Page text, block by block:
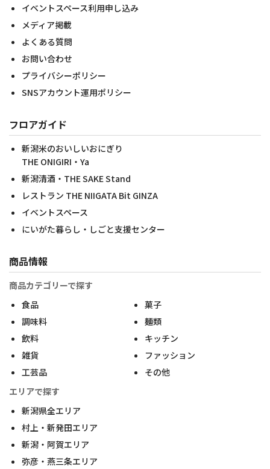
イベントスペース利用申し込み
メディア掲載
よくある質問
お問い合わせ
プライバシーポリシー
SNSアカウント運用ポリシー
フロアガイド
新潟米のおいしいおにぎり
THE ONIGIRI・Ya
新潟清酒・THE SAKE Stand
レストラン THE NIIGATA Bit GINZA
イベントスペース
にいがた暮らし・しごと支援センター
商品情報
商品カテゴリーで探す
食品
菓子
調味料
麺類
飲料
キッチン
雑貨
ファッション
工芸品
その他
エリアで探す
新潟県全エリア
村上・新発田エリア
新潟・阿賀エリア
弥彦・燕三条エリア